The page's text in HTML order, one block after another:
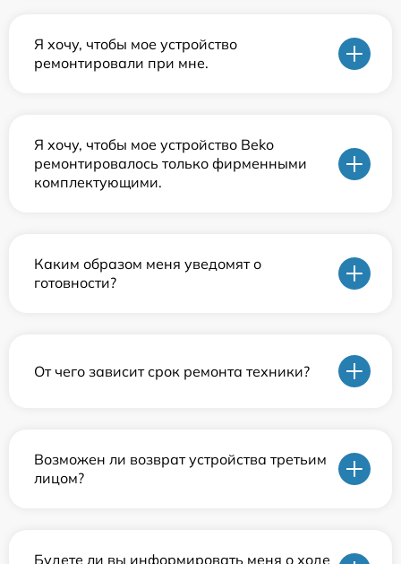
Я хочу, чтобы мое устройство
ремонтировали при мне.
Я хочу, чтобы мое устройство Beko
ремонтировалось только фирменными
комплектующими.
Каким образом меня уведомят о
готовности?
От чего зависит срок ремонта техники?
Возможен ли возврат устройства третьим
лицом?
Будете ли вы информировать меня о ходе